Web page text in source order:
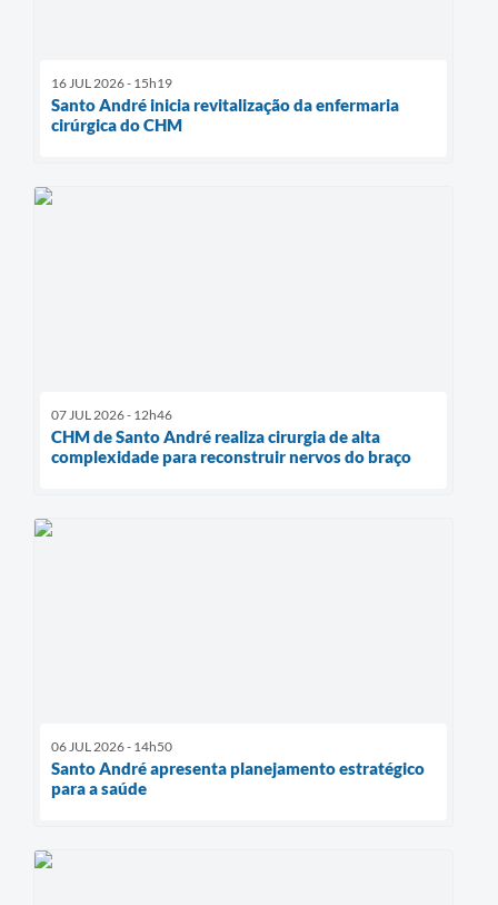
16 JUL 2026 - 15h19
Santo André inicia revitalização da enfermaria
cirúrgica do CHM
07 JUL 2026 - 12h46
CHM de Santo André realiza cirurgia de alta
complexidade para reconstruir nervos do braço
06 JUL 2026 - 14h50
Santo André apresenta planejamento estratégico
para a saúde